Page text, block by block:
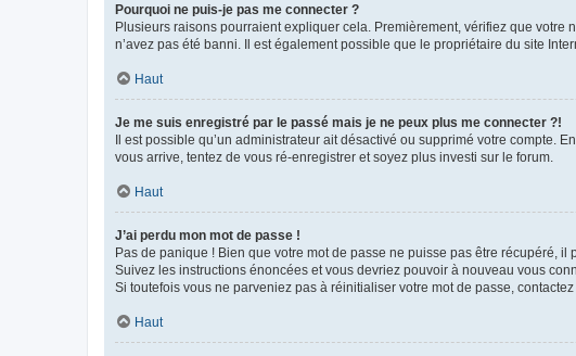
Pourquoi ne puis-je pas me connecter ?
Plusieurs raisons pourraient expliquer cela. Premièrement, vérifiez que votre
n’avez pas été banni. Il est également possible que le propriétaire du site
Haut
Je me suis enregistré par le passé mais je ne peux plus me connecter ?!
Il est possible qu’un administrateur ait désactivé ou supprimé votre compte.
vous arrive, tentez de vous ré-enregistrer et soyez plus investi sur le forum.
Haut
J’ai perdu mon mot de passe !
Pas de panique ! Bien que votre mot de passe ne puisse pas être récupéré,
Suivez les instructions énoncées et vous devriez pouvoir à nouveau vous
Si toutefois vous ne parveniez pas à réinitialiser votre mot de passe,
Haut